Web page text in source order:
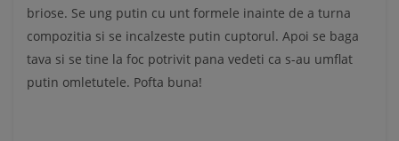
briose. Se ung putin cu unt formele inainte de a turna
compozitia si se incalzeste putin cuptorul. Apoi se baga
tava si se tine la foc potrivit pana vedeti ca s-au umflat
putin omletutele. Pofta buna!